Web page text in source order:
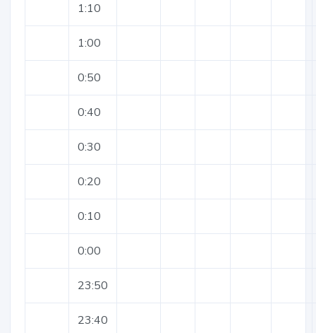
1:10
1:00
0:50
0:40
0:30
0:20
0:10
0:00
23:50
23:40